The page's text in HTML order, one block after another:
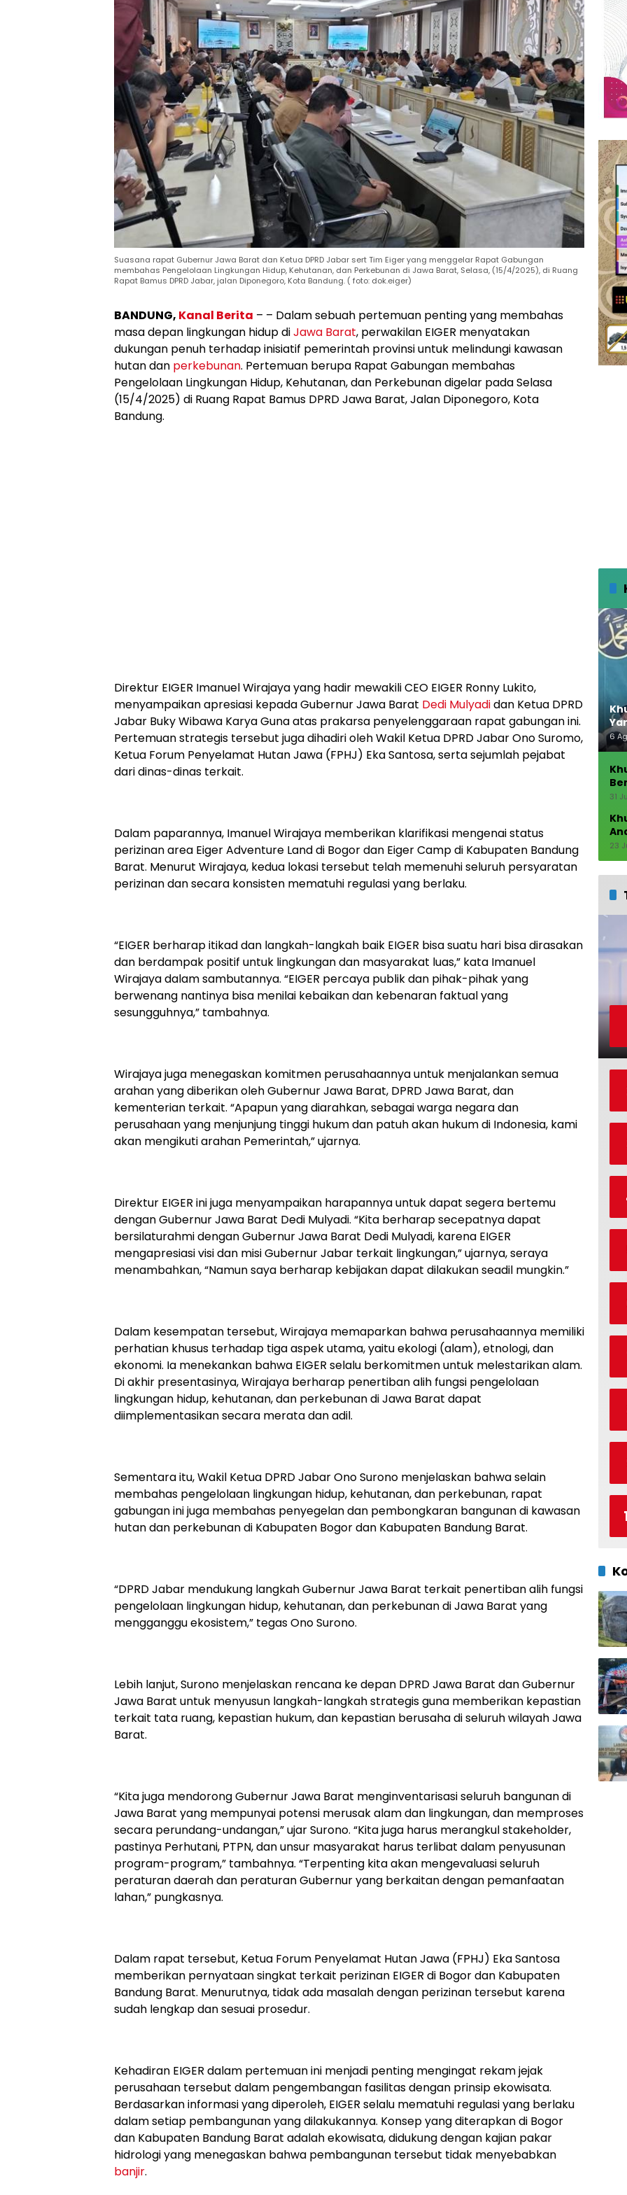
Suasana rapat Gubernur Jawa Barat dan Ketua DPRD Jabar sert Tim Eiger yang menggelar Rapat Gabungan
membahas Pengelolaan Lingkungan Hidup, Kehutanan, dan Perkebunan di Jawa Barat, Selasa, (15/4/2025), di Ruang
Rapat Bamus DPRD Jabar, jalan Diponegoro, Kota Bandung. ( foto: dok.eiger)
BANDUNG, Kanal Berita – – Dalam sebuah pertemuan penting yang membahas
masa depan lingkungan hidup diJawa Barat, perwakilan EIGER menyatakan
dukungan penuh terhadap inisiatif pemerintah provinsi untuk melindungi kawasan
hutan dan perkebunan. Pertemuan berupa Rapat Gabungan membahas
Pengelolaan Lingkungan Hidup, Kehutanan, dan Perkebunan digelar pada Selasa
(15/4/2025) di Ruang Rapat Bamus DPRD Jawa Barat, Jalan Diponegoro, Kota
Bandung.
Direktur EIGER Imanuel Wirajaya yang hadir mewakili CEO EIGER Ronny Lukito,
menyampaikan apresiasi kepada Gubernur Jawa Barat Dedi Mulyadidan Ketua DPRD
Jabar Buky Wibawa Karya Guna atas prakarsa penyelenggaraan rapat gabungan ini.
Pertemuan strategis tersebut juga dihadiri oleh Wakil Ketua DPRD Jabar Ono Suromo,
Ketua Forum Penyelamat Hutan Jawa (FPHJ) Eka Santosa, serta sejumlah pejabat
dari dinas-dinas terkait.
Dalam paparannya, Imanuel Wirajaya memberikan klarifikasi mengenai status
perizinan area Eiger Adventure Land di Bogor dan Eiger Camp di Kabupaten Bandung
Barat. Menurut Wirajaya, kedua lokasi tersebut telah memenuhi seluruh persyaratan
perizinan dan secara konsisten mematuhi regulasi yang berlaku.
“EIGER berharap itikad dan langkah-langkah baik EIGER bisa suatu hari bisa dirasakan
dan berdampak positif untuk lingkungan dan masyarakat luas,” kata Imanuel
Wirajaya dalam sambutannya. “EIGER percaya publik dan pihak-pihak yang
berwenang nantinya bisa menilai kebaikan dan kebenaran faktual yang
sesungguhnya,” tambahnya.
Wirajaya juga menegaskan komitmen perusahaannya untuk menjalankan semua
arahan yang diberikan oleh Gubernur Jawa Barat, DPRD Jawa Barat, dan
kementerian terkait. “Apapun yang diarahkan, sebagai warga negara dan
perusahaan yang menjunjung tinggi hukum dan patuh akan hukum di Indonesia, kami
akan mengikuti arahan Pemerintah,” ujarnya.
Direktur EIGER ini juga menyampaikan harapannya untuk dapat segera bertemu
dengan Gubernur Jawa Barat Dedi Mulyadi. “Kita berharap secepatnya dapat
bersilaturahmi dengan Gubernur Jawa Barat Dedi Mulyadi, karena EIGER
mengapresiasi visi dan misi Gubernur Jabar terkait lingkungan,” ujarnya, seraya
menambahkan, “Namun saya berharap kebijakan dapat dilakukan seadil mungkin.”
Dalam kesempatan tersebut, Wirajaya memaparkan bahwa perusahaannya memiliki
perhatian khusus terhadap tiga aspek utama, yaitu ekologi (alam), etnologi, dan
ekonomi. Ia menekankan bahwa EIGER selalu berkomitmen untuk melestarikan alam.
Di akhir presentasinya, Wirajaya berharap penertiban alih fungsi pengelolaan
lingkungan hidup, kehutanan, dan perkebunan di Jawa Barat dapat
diimplementasikan secara merata dan adil.
Sementara itu, Wakil Ketua DPRD Jabar Ono Surono menjelaskan bahwa selain
membahas pengelolaan lingkungan hidup, kehutanan, dan perkebunan, rapat
gabungan ini juga membahas penyegelan dan pembongkaran bangunan di kawasan
hutan dan perkebunan di Kabupaten Bogor dan Kabupaten Bandung Barat.
“DPRD Jabar mendukung langkah Gubernur Jawa Barat terkait penertiban alih fungsi
pengelolaan lingkungan hidup, kehutanan, dan perkebunan di Jawa Barat yang
mengganggu ekosistem,” tegas Ono Surono.
Lebih lanjut, Surono menjelaskan rencana ke depan DPRD Jawa Barat dan Gubernur
Jawa Barat untuk menyusun langkah-langkah strategis guna memberikan kepastian
terkait tata ruang, kepastian hukum, dan kepastian berusaha di seluruh wilayah Jawa
Barat.
“Kita juga mendorong Gubernur Jawa Barat menginventarisasi seluruh bangunan di
Jawa Barat yang mempunyai potensi merusak alam dan lingkungan, dan memproses
secara perundang-undangan,” ujar Surono. “Kita juga harus merangkul stakeholder,
pastinya Perhutani, PTPN, dan unsur masyarakat harus terlibat dalam penyusunan
program-program,” tambahnya. “Terpenting kita akan mengevaluasi seluruh
peraturan daerah dan peraturan Gubernur yang berkaitan dengan pemanfaatan
lahan,” pungkasnya.
Dalam rapat tersebut, Ketua Forum Penyelamat Hutan Jawa (FPHJ) Eka Santosa
memberikan pernyataan singkat terkait perizinan EIGER di Bogor dan Kabupaten
Bandung Barat. Menurutnya, tidak ada masalah dengan perizinan tersebut karena
sudah lengkap dan sesuai prosedur.
Kehadiran EIGER dalam pertemuan ini menjadi penting mengingat rekam jejak
perusahaan tersebut dalam pengembangan fasilitas dengan prinsip ekowisata.
Berdasarkan informasi yang diperoleh, EIGER selalu mematuhi regulasi yang berlaku
dalam setiap pembangunan yang dilakukannya. Konsep yang diterapkan di Bogor
dan Kabupaten Bandung Barat adalah ekowisata, didukung dengan kajian pakar
hidrologi yang menegaskan bahwa pembangunan tersebut tidak menyebabkan
banjir.
6
31
23